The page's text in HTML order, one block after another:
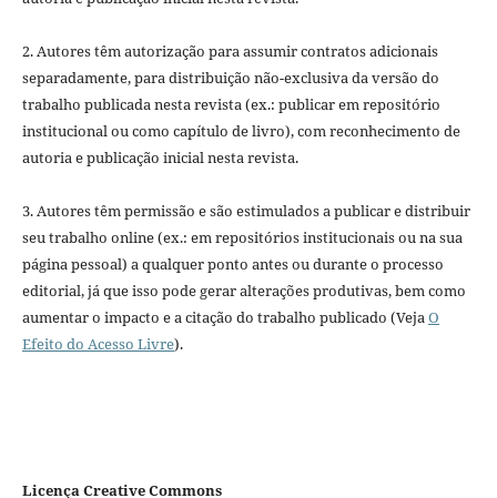
2. Autores têm autorização para assumir contratos adicionais
separadamente, para distribuição não-exclusiva da versão do
trabalho publicada nesta revista (ex.: publicar em repositório
institucional ou como capítulo de livro), com reconhecimento de
autoria e publicação inicial nesta revista.
3. Autores têm permissão e são estimulados a publicar e distribuir
seu trabalho online (ex.: em repositórios institucionais ou na sua
página pessoal) a qualquer ponto antes ou durante o processo
editorial, já que isso pode gerar alterações produtivas, bem como
aumentar o impacto e a citação do trabalho publicado (VejaO
Efeito do Acesso Livre).
Licença Creative Commons